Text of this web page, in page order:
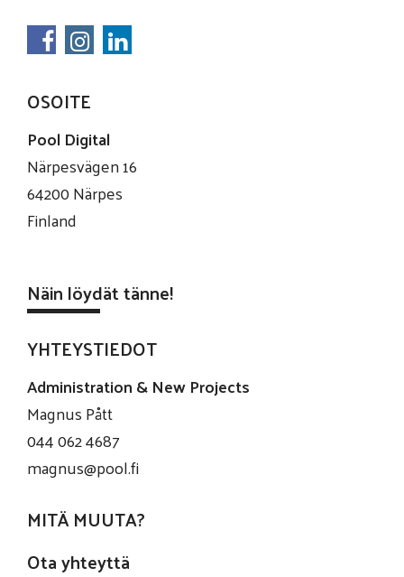
OSOITE
Pool Digital
Närpesvägen 16
64200 Närpes
Finland
Näin löydät tänne!
YHTEYSTIEDOT
Administration & New Projects
Magnus Pått
044 062 4687
magnus@pool.fi
MITÄ MUUTA?
Ota yhteyttä